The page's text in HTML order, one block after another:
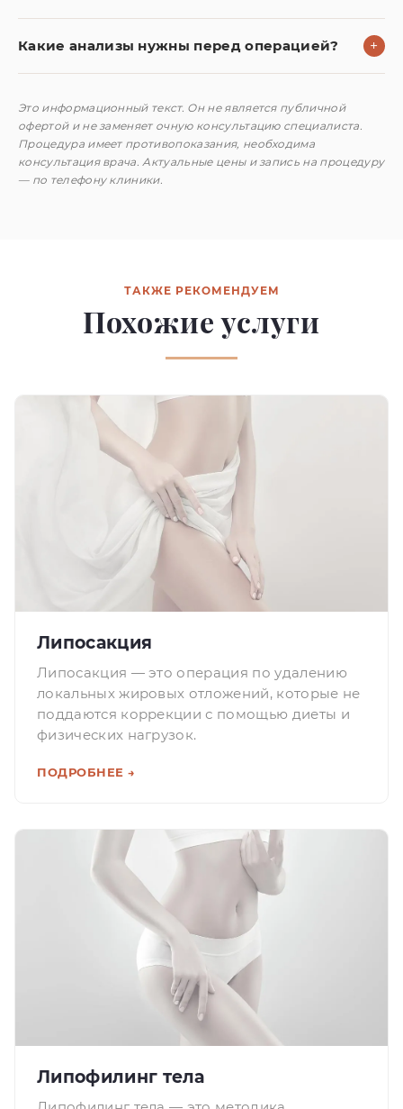
Какие анализы нужны перед операцией? +
Это информационный текст. Он не является публичной
офертой и не заменяет очную консультацию специалиста.
Процедура имеет противопоказания, необходима
консультация врача. Актуальные цены и запись на процедуру
— по телефону клиники.
ТАКЖЕ РЕКОМЕНДУЕМ
Похожие услуги
Липосакция
Липосакция — это операция по удалению
локальных жировых отложений, которые не
поддаются коррекции с помощью диеты и
физических нагрузок.
ПОДРОБНЕЕ →
Липофилинг тела